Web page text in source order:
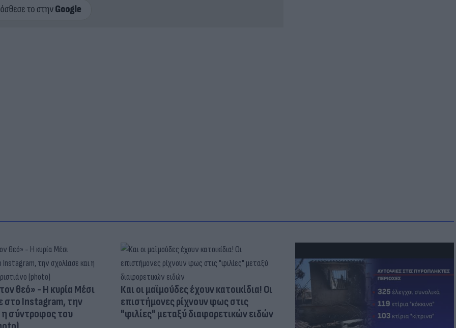
θεό» - Η κυρία Μέσι
στο Instagram, την
η σύντροφος του
Και οι μαϊμούδες έχουν κατοικίδια! Οι
επιστήμονες ρίχνουν φως στις
"φιλίες" μεταξύ διαφορετικών ειδών